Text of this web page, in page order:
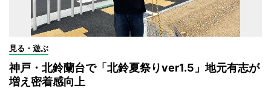
見る・遊ぶ
神戸・北鈴蘭台で「北鈴夏祭りver1.5」地元有志が
増え密着感向上